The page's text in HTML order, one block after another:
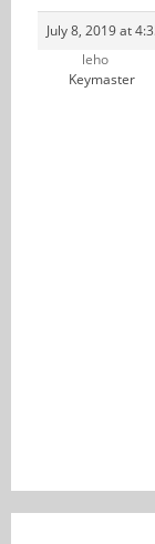
July 8, 2019 at
leho
Keymaster